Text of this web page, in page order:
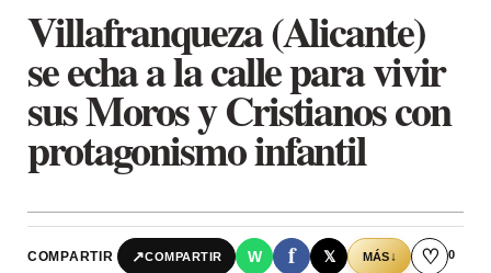
Villafranqueza (Alicante)
se echa a la calle para vivir
sus Moros y Cristianos con
protagonismo infantil
COMPARTIR ↗COMPARTIR W f 𝕏 MÁS↓ ♡ 0